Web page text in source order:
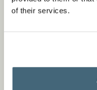
of their services.